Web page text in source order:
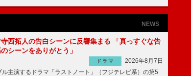
NEWS
寺西拓人の告白シーンに反響集まる 「真っすぐな告
シーンをありがとう」
ドラマ
2026年8月7日
主演するドラマ「ラストノート」（フジテレビ系）の第5